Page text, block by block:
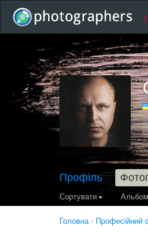
Профіль
Сортувати
Головна› Професійний